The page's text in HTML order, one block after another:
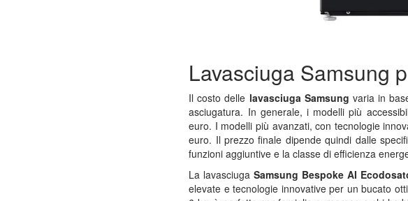
Lavasciuga Samsung
Il costo delle lavasciuga Samsung varia in
asciugatura. In generale, i modelli più
euro. I modelli più avanzati, con tecnologie
euro. Il prezzo finale dipende quindi dalle
funzioni aggiuntive e la classe di efficienza
La lavasciuga Samsung Bespoke AI
elevate e tecnologie innovative per un bucato